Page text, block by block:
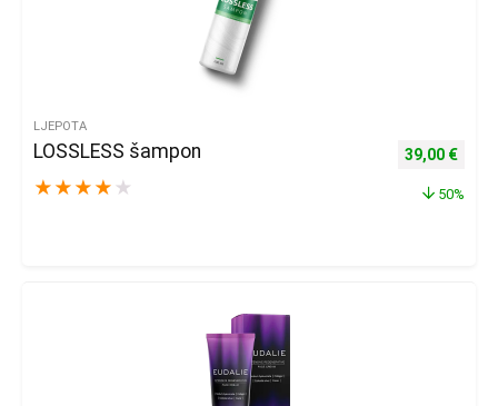
LJEPOTA
LOSSLESS šampon
★ ★ ★ ★ ★
Izvorna
39,00 €
50%